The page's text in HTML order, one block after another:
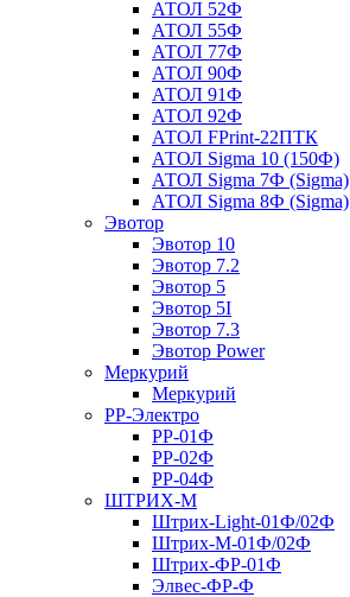
АТОЛ 52Ф
АТОЛ 55Ф
АТОЛ 77Ф
АТОЛ 90Ф
АТОЛ 91Ф
АТОЛ 92Ф
АТОЛ FPrint-22ПТК
АТОЛ Sigma 10 (150Ф)
АТОЛ Sigma 7Ф (Sigma)
АТОЛ Sigma 8Ф (Sigma)
Эвотор
Эвотор 10
Эвотор 7.2
Эвотор 5
Эвотор 5I
Эвотор 7.3
Эвотор Power
Меркурий
Меркурий
РР-Электро
РР-01Ф
РР-02Ф
РР-04Ф
ШТРИХ-М
Штрих-Light-01Ф/02Ф
Штрих-М-01Ф/02Ф
Штрих-ФР-01Ф
Элвес-ФР-Ф